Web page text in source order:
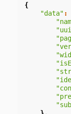
{
"data" :